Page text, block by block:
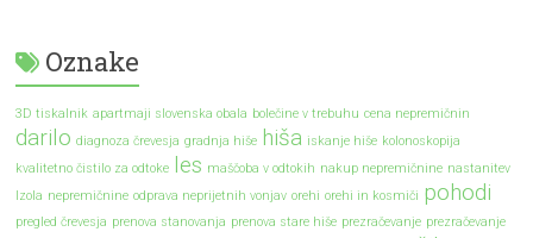
Oznake
3D tiskalnik apartmaji slovenska obala bolečine v trebuhu cena nepremičnin
darilo diagnoza črevesja gradnja hiše hiša iskanje hiše kolonoskopija
kvalitetno čistilo za odtoke les maščoba v odtokih nakup nepremičnine nastanitev
Izola nepremičnine odprava neprijetnih vonjav orehi orehi in kosmiči pohodi
pregled črevesja prenova stanovanja prenova stare hiše prezračevanje prezračevanje